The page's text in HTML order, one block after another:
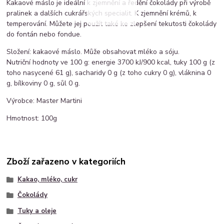
Kakaové máslo je ideální k zjemnění a ředění čokolády při výrobě
pralinek a dalších cukrářských specialit. K zjemnění krémů, k
temperování. Můžete jej použít také ke zlepšení tekutosti čokolády
do fontán nebo fondue.
Složení: kakaové máslo. Může obsahovat mléko a sóju.
Nutriční hodnoty ve 100 g: energie 3700 kJ/900 kcal, tuky 100 g (z
toho nasycené 61 g), sacharidy 0 g (z toho cukry 0 g), vláknina 0
g, bílkoviny 0 g, sůl 0 g.
Výrobce: Master Martini
Hmotnost: 100g
Zboží zařazeno v kategoriích
Kakao, mléko, cukr
Čokolády
Tuky a oleje